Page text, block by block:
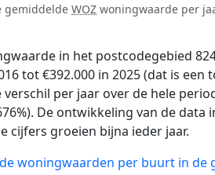
gemiddelde WOZ woningwaarde per
in het postcodegebied
tot €392.000 in 2025 (dat is een
verschil per jaar over de hele
De ontwikkeling van de data
cijfers groeien bijna ieder jaar.
woningwaarden per buurt in de